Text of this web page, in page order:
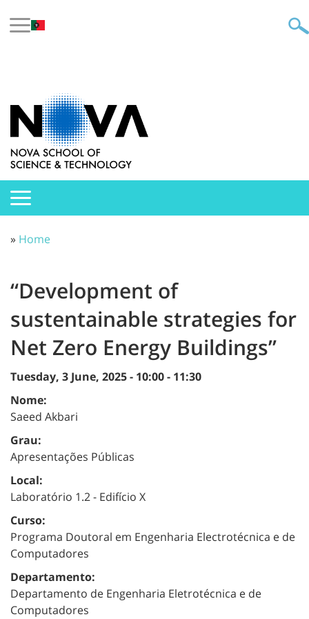
» Home
“Development of
sustentainable strategies for
Net Zero Energy Buildings”
Tuesday, 3 June, 2025 - 10:00- 11:30
Nome:
Saeed Akbari
Grau:
Apresentações Públicas
Local:
Laboratório 1.2 - Edifício X
Curso:
Programa Doutoral em Engenharia Electrotécnica e de
Computadores
Departamento:
Departamento de Engenharia Eletrotécnica e de
Computadores